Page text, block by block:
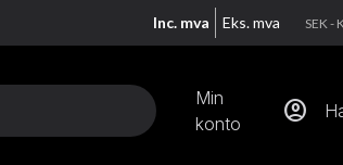
Inc. mva Eks. mva SEK -
Min
konto
account_circle